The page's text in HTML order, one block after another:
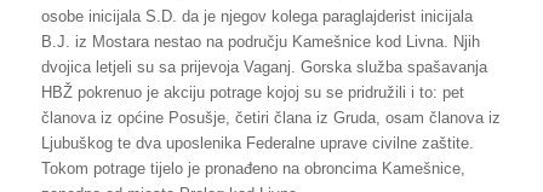
osobe inicijala S.D. da je njegov kolega paraglajderist inicijala
B.J. iz Mostara nestao na području Kamešnice kod Livna. Njih
dvojica letjeli su sa prijevoja Vaganj. Gorska služba spašavanja
HBŽ pokrenuo je akciju potrage kojoj su se pridružili i to: pet
članova iz općine Posušje, četiri člana iz Gruda, osam članova iz
Ljubuškog te dva uposlenika Federalne uprave civilne zaštite.
Tokom potrage tijelo je pronađeno na obroncima Kamešnice,